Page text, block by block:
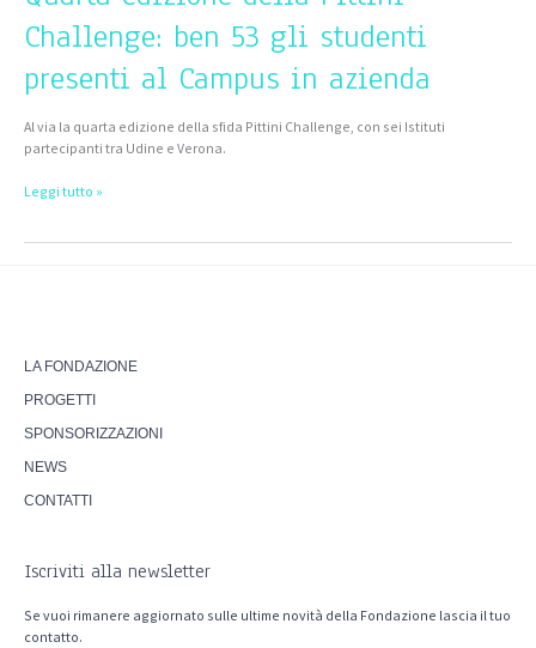
Challenge: ben 53 gli studenti
presenti al Campus in azienda
Al via la quarta edizione della sfida Pittini Challenge, con sei Istituti
partecipanti tra Udine e Verona.
Leggi tutto »
LA FONDAZIONE
PROGETTI
SPONSORIZZAZIONI
NEWS
CONTATTI
Iscriviti alla newsletter
Se vuoi rimanere aggiornato sulle ultime novità della Fondazione lascia il tuo
contatto.